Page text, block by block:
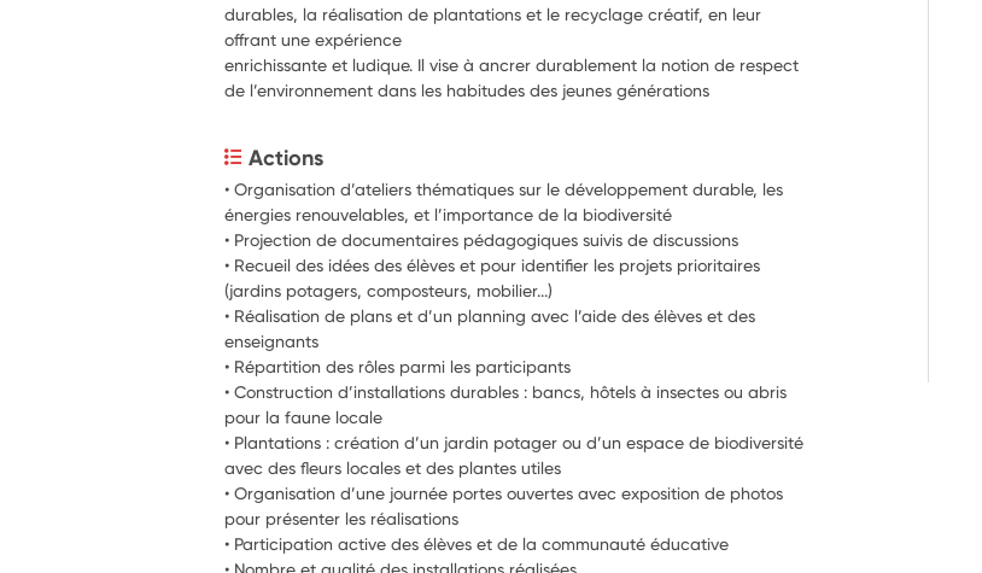
durables, la réalisation de plantations et le recyclage créatif, en leur
offrant une expérience
enrichissante et ludique. Il vise à ancrer durablement la notion de respect
de l’environnement dans les habitudes des jeunes générations
Actions
• Organisation d’ateliers thématiques sur le développement durable, les
énergies renouvelables, et l’importance de la biodiversité
• Projection de documentaires pédagogiques suivis de discussions
• Recueil des idées des élèves et pour identifier les projets prioritaires
(jardins potagers, composteurs, mobilier...)
• Réalisation de plans et d’un planning avec l’aide des élèves et des
enseignants
• Répartition des rôles parmi les participants
• Construction d’installations durables : bancs, hôtels à insectes ou abris
pour la faune locale
• Plantations : création d’un jardin potager ou d’un espace de biodiversité
avec des fleurs locales et des plantes utiles
• Organisation d’une journée portes ouvertes avec exposition de photos
pour présenter les réalisations
• Participation active des élèves et de la communauté éducative
• Nombre et qualité des installations réalisées